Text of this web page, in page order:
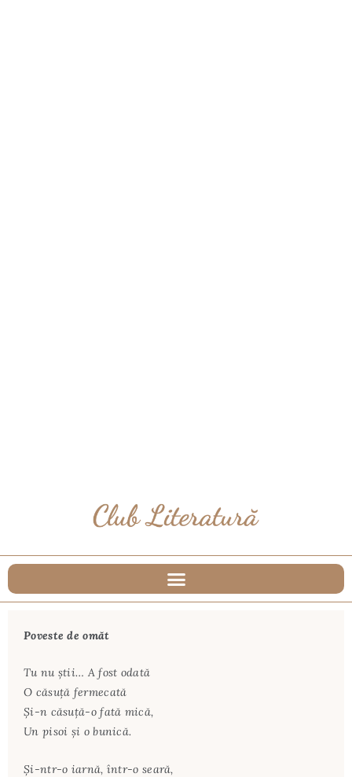
Poveste de omăt
Tu nu ştii… A fost odată
O căsuţă fermecată
Şi-n căsuţă-o fată mică,
Un pisoi şi o bunică.
Şi-ntr-o iarnă, într-o seară,